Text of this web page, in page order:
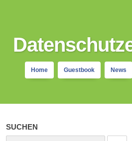
Home Guestbook News
SUCHEN